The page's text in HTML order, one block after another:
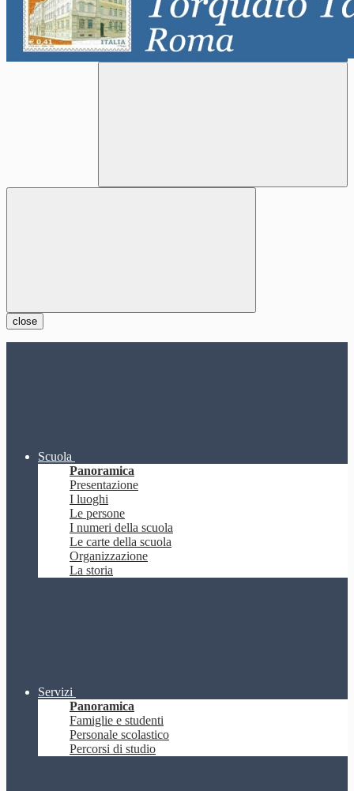
close
Scuola
Panoramica
Presentazione
I luoghi
Le persone
I numeri della scuola
Le carte della scuola
Organizzazione
La storia
Servizi
Panoramica
Famiglie e studenti
Personale scolastico
Percorsi di studio